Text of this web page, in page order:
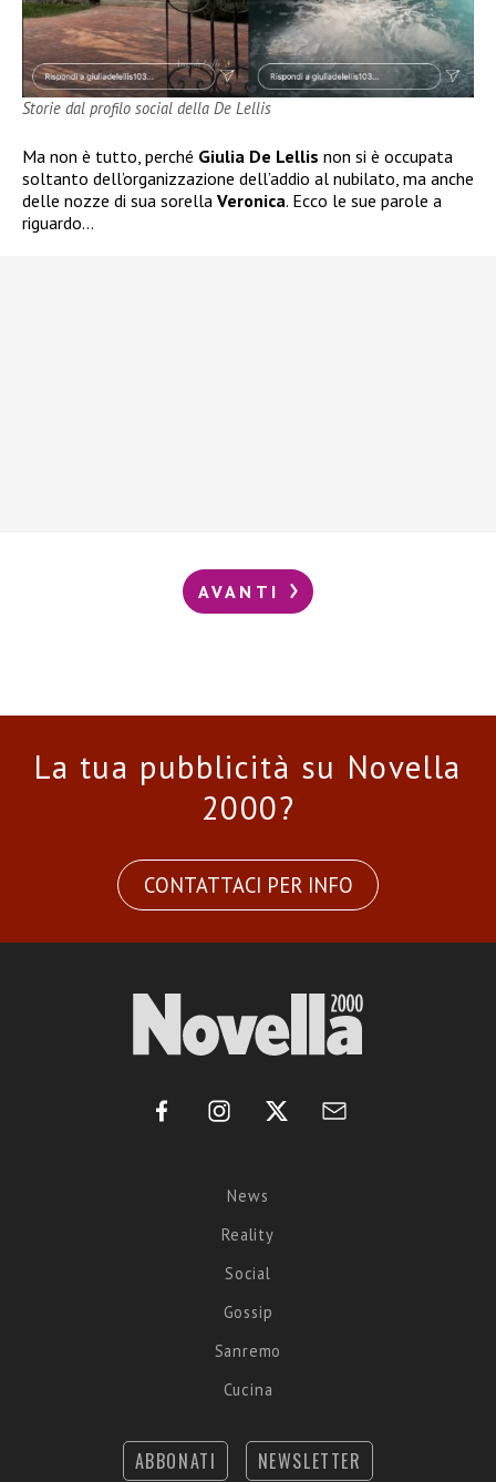
Storie dal profilo social della De Lellis
Ma non è tutto, perché Giulia De Lellis non si è occupata
soltanto dell’organizzazione dell’addio al nubilato, ma anche
delle nozze di sua sorella Veronica. Ecco le sue parole a
riguardo…
AVANTI
La tua pubblicità su Novella
2000?
CONTATTACI PER INFO
News
Reality
Social
Gossip
Sanremo
Cucina
ABBONATI NEWSLETTER